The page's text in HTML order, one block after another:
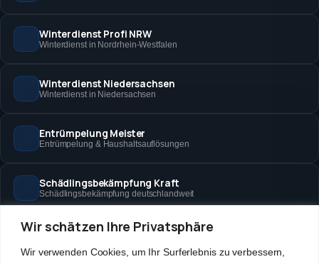
Wir schätzen Ihre Privatsphäre
Wir verwenden Cookies, um Ihr Surferlebnis zu verbessern,
Winterdienst Profi NRW
Winterdienst in Nordrhein-Westfalen
Winterdienst Niedersachsen
Winterdienst in Niedersachsen
Entrümpelung Meister
Entrümpelung & Haushaltsauflösungen
Schädlingsbekämpfung Kraft
Schädlingsbekämpfung deutschlandweit
Hanse Objektservice